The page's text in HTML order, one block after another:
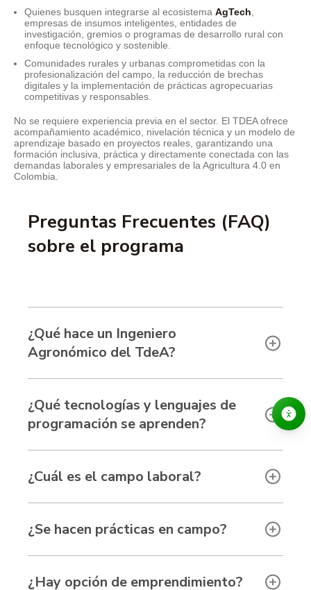
Quienes busquen integrarse al ecosistema AgTech
empresas de insumos inteligentes, entidades de
investigación, gremios o programas de desarrollo rural con
enfoque tecnológico y sostenible.
Comunidades rurales y urbanas comprometidas con la
profesionalización del campo, la reducción de brechas
digitales y la implementación de prácticas agropecuarias
competitivas y responsables.
No se requiere experiencia previa en el sector. El TDEA ofrece
acompañamiento académico, nivelación técnica y un modelo de
aprendizaje basado en proyectos reales, garantizando una
formación inclusiva, práctica y directamente conectada con las
demandas laborales y empresariales de la Agricultura 4.0 en
Colombia.
Preguntas Frecuentes (FAQ)
sobre el programa
¿Qué hace un Ingeniero
Agronómico del TdeA?
¿Qué tecnologías y lenguajes de
programación se aprenden?
¿Cuál es el campo laboral?
¿Se hacen prácticas en campo?
¿Hay opción de emprendimiento?